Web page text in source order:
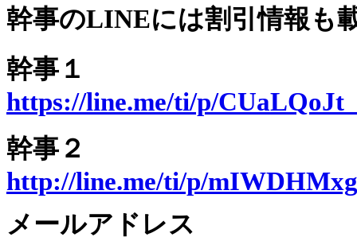
幹事のLINEには割引情報も
幹事１
https://line.me/ti/p/
幹事２
http://line.me/ti/p/
メールアドレス